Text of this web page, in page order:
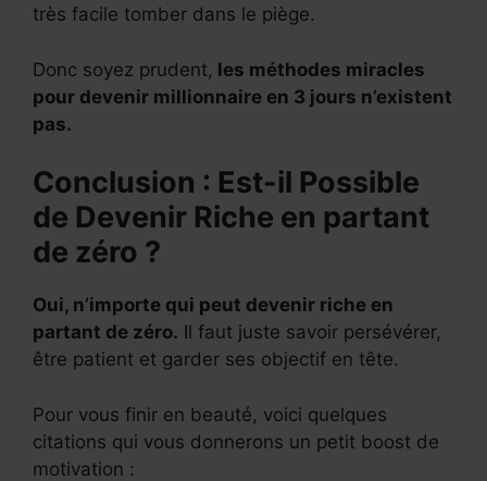
très facile tomber dans le piège.
Donc soyez prudent, les méthodes miracles
pour devenir millionnaire en 3 jours n’existent
pas.
Conclusion : Est-il Possible
de Devenir Riche en partant
de zéro ?
Oui, n’importe qui peut devenir riche en
partant de zéro. Il faut juste savoir persévérer,
être patient et garder ses objectif en tête.
Pour vous finir en beauté, voici quelques
citations qui vous donnerons un petit boost de
motivation :